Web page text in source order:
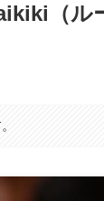
（ル